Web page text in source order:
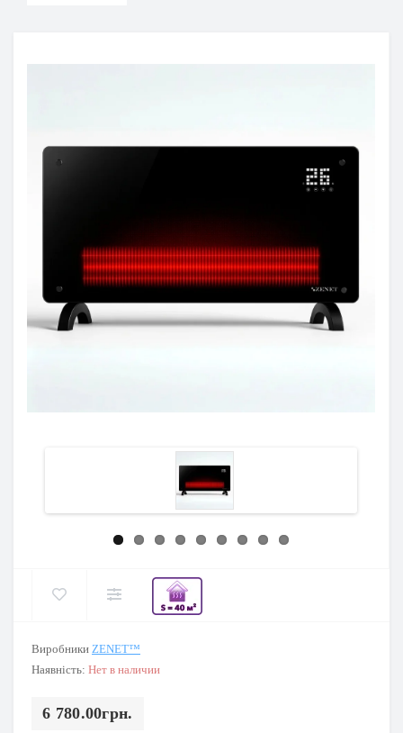
Виробники ZENET™
Наявність: Нет в наличии
6 780.00грн.